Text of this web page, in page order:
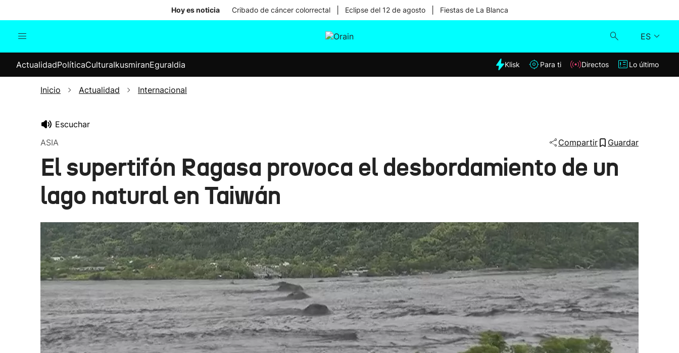
Hoy es noticia Cribado de cáncer colorrectal Eclipse del 12 de agosto Fiestas de La Blanca
ES
Internacional
Elecciones
Klisk
Lo último
ActualidadPolíticaCulturaIkusmiranEguraldia Klisk Para ti Directos Lo último
Inicio Actualidad Internacional
Escuchar
ASIA
Compartir Guardar
El supertifón Ragasa provoca el desbordamiento de un
lago natural en Taiwán